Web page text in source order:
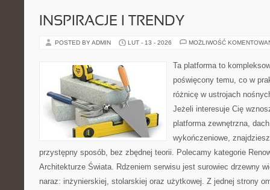
INSPIRACJE I TRENDY
POSTED BY ADMIN LUT - 13 - 2026 MOŻLIWOŚĆ
Ta platforma to
poświęcony temu, co w
różnicę w ustrojach
Jeżeli interesuje Cię
platforma zewnętrzna,
wykończeniowe,
przystępny sposób, bez zbędnej teorii. Polecamy kategorie
Architekturze Świata. Rdzeniem serwisu jest surowiec drzewny
naraz: inżynierskiej, stolarskiej oraz użytkowej. Z jednej strony